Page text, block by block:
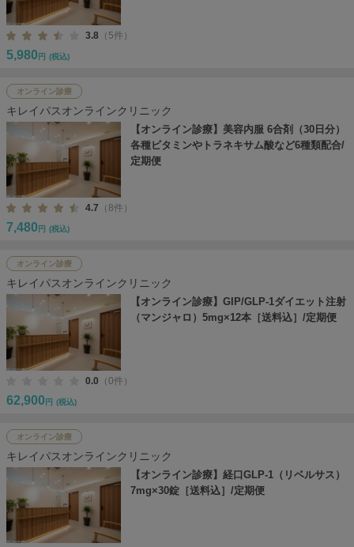
3.8 （5件）
5,980 円 (税込)
オンライン診療
キレイパスオンラインクリニック
【オンライン診療】美容内服 6合剤（30日分）
各種ビタミンやトラネキサム酸など6種類配合/
定期便
4.7 （8件）
7,480 円 (税込)
オンライン診療
キレイパスオンラインクリニック
【オンライン診療】GIP/GLP-1ダイエット注射
（マンジャロ）5mg×12本［送料込］/定期便
0.0 （0件）
62,900 円 (税込)
オンライン診療
キレイパスオンラインクリニック
【オンライン診療】経口GLP-1（リベルサス）
7mg×30錠［送料込］/定期便